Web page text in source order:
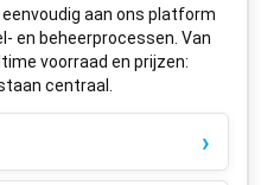
aan ons platform
en beheerprocessen. Van
voorraad en prijzen:
centraal.